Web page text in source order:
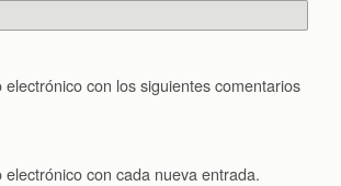
electrónico con los siguientes comentarios
electrónico con cada nueva entrada.